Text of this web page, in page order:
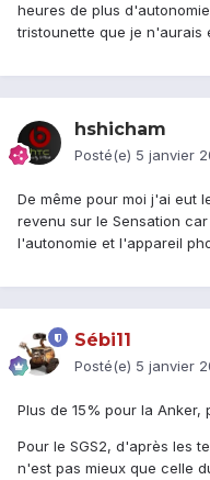
heures de plus
tristounette que je n'aurais
hshicham
Posté(e) 5 janvier
De même pour moi j'ai eut
revenu sur le Sensation
l'autonomie et l'appareil
Sébi11
Posté(e) 5 janvier
Plus de 15% pour la Anker,
Pour le SGS2, d'après les
n'est pas mieux que celle